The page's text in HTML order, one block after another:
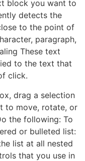
block you want to
detects the
to the point of
paragraph,
These text
to the text that
click.
drag a selection
to move, rotate, or
the following: To
or bulleted list:
list at all nested
that you use in